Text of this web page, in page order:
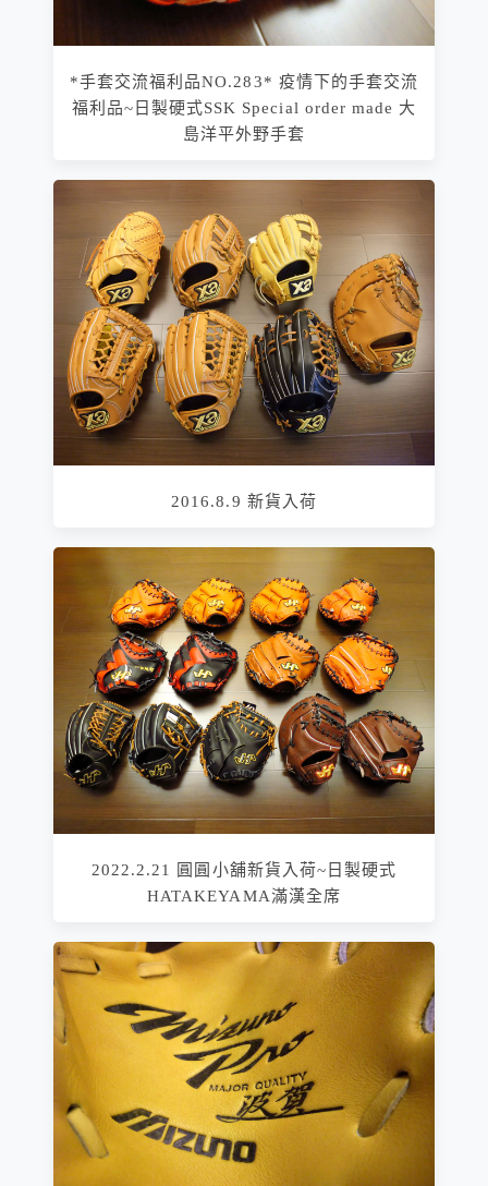
*手套交流福利品NO.283* 疫情下的手套交流
福利品~日製硬式SSK Special order made 大
島洋平外野手套
2016.8.9 新貨入荷
2022.2.21 圓圓小舖新貨入荷~日製硬式
HATAKEYAMA滿漢全席